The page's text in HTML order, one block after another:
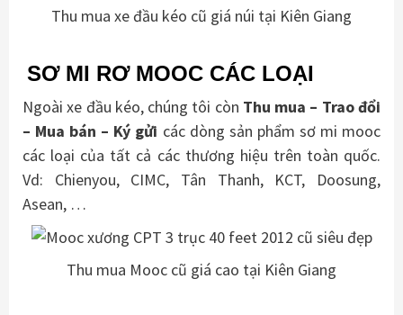
Thu mua xe đầu kéo cũ giá núi tại Kiên Giang
SƠ MI RƠ MOOC CÁC LOẠI
Ngoài xe đầu kéo, chúng tôi còn Thu mua – Trao đổi
– Mua bán – Ký gửi các dòng sản phẩm sơ mi mooc
các loại của tất cả các thương hiệu trên toàn quốc.
Vd: Chienyou, CIMC, Tân Thanh, KCT, Doosung,
Asean, …
Thu mua Mooc cũ giá cao tại Kiên Giang